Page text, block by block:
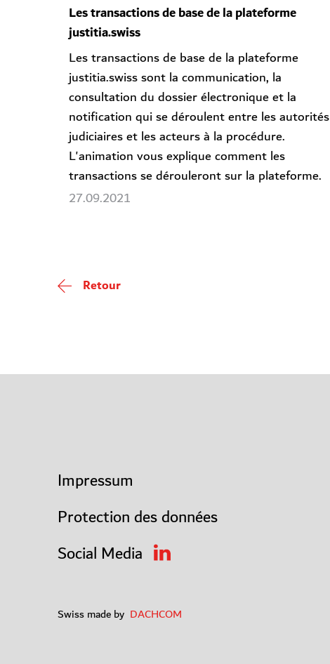
Les transactions de base de la plateforme
justitia.swiss
Les transactions de base de la plateforme
justitia.swiss sont la communication, la
consultation du dossier électronique et la
notification qui se déroulent entre les autorités
judiciaires et les acteurs à la procédure.
L'animation vous explique comment les
transactions se dérouleront sur la plateforme.
27.09.2021
Retour
Impressum
Protection des données
Social Media
Swiss made by DACHCOM